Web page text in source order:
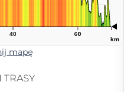
40 60
km
mapę
TRASY